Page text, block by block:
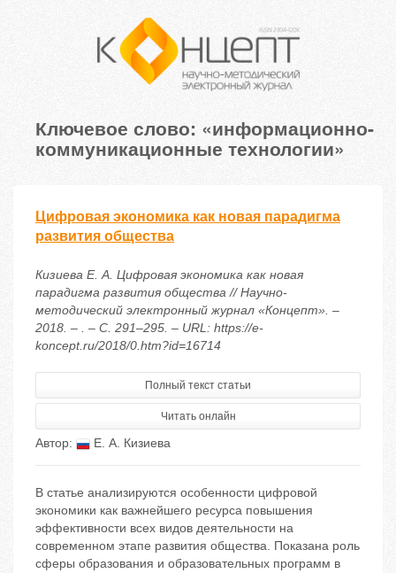
Ключевое слово: «информационно-
коммуникационные технологии»
Цифровая экономика как новая парадигма
развития общества
Кизиева Е. А. Цифровая экономика как новая
парадигма развития общества // Научно-
методический электронный журнал «Концепт». –
2018. – . – С. 291–295. – URL: https://e-
koncept.ru/2018/0.htm?id=16714
Полный текст статьи
Читать онлайн
Автор: Е. А. Кизиева
В статье анализируются особенности цифровой
экономики как важнейшего ресурса повышения
эффективности всех видов деятельности на
современном этапе развития общества. Показана роль
сферы образования и образовательных программ в